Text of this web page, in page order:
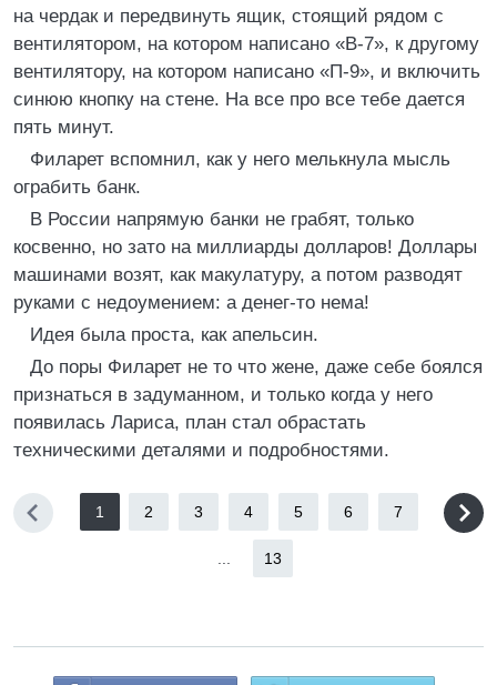
на чердак и передвинуть ящик, стоящий рядом с
вентилятором, на котором написано «В-7», к другому
вентилятору, на котором написано «П-9», и включить
синюю кнопку на стене. На все про все тебе дается
пять минут.
Филарет вспомнил, как у него мелькнула мысль
ограбить банк.
В России напрямую банки не грабят, только
косвенно, но зато на миллиарды долларов! Доллары
машинами возят, как макулатуру, а потом разводят
руками с недоумением: а денег-то нема!
Идея была проста, как апельсин.
До поры Филарет не то что жене, даже себе боялся
признаться в задуманном, и только когда у него
появилась Лариса, план стал обрастать
техническими деталями и подробностями.
1 2 3 4 5 6 7
13